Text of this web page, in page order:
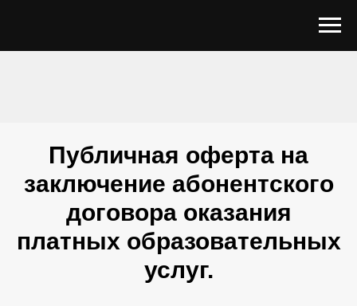
Публичная оферта на
заключение абонентского
договора оказания
платных образовательных
услуг.